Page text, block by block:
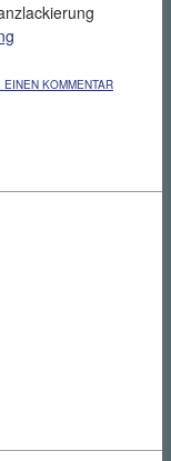
EINEN KOMMENTAR